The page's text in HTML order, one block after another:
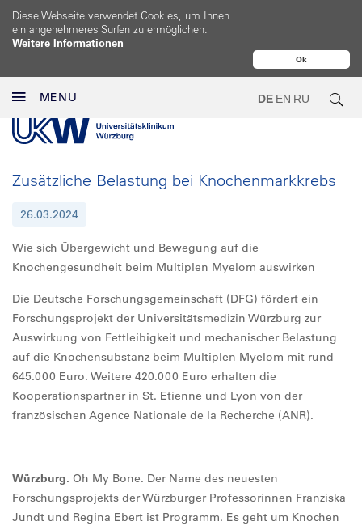
Ok
Diese Webseite verwendet Cookies, um Ihnen
ein angenehmeres Surfen zu ermöglichen.
Weitere Informationen
MENU DE EN RU
Zusätzliche Belastung bei Knochenmarkkrebs
26.03.2024
Wie sich Übergewicht und Bewegung auf die
Knochengesundheit beim Multiplen Myelom auswirken
Die Deutsche Forschungsgemeinschaft (DFG) fördert ein
Forschungsprojekt der Universitätsmedizin Würzburg zur
Auswirkung von Fettleibigkeit und mechanischer Belastung
auf die Knochensubstanz beim Multiplen Myelom mit rund
645.000 Euro. Weitere 420.000 Euro erhalten die
Kooperationspartner in St. Etienne und Lyon von der
französischen Agence Nationale de la Recherche (ANR).
Würzburg. Oh My Bone. Der Name des neuesten
Forschungsprojekts der Würzburger Professorinnen Franziska
Jundt und Regina Ebert ist Programm. Es geht um Knochen